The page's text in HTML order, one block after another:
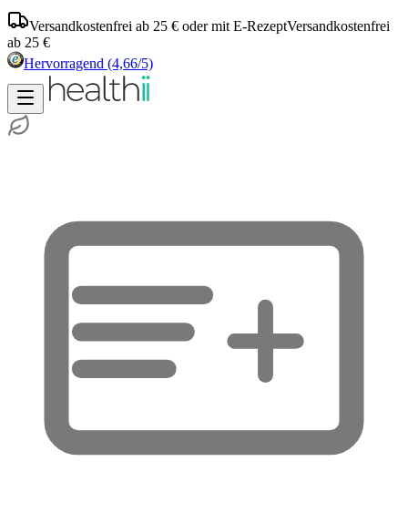
Versandkostenfrei ab 25 € oder mit E-RezeptVersandkostenfrei
ab 25 €
Hervorragend (4,66/5)